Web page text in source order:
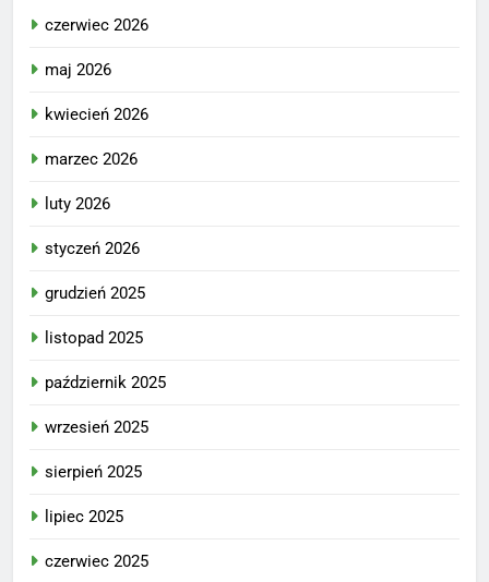
czerwiec 2026
maj 2026
kwiecień 2026
marzec 2026
luty 2026
styczeń 2026
grudzień 2025
listopad 2025
październik 2025
wrzesień 2025
sierpień 2025
lipiec 2025
czerwiec 2025